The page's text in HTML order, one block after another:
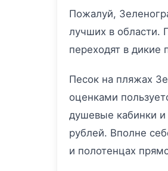
Пожалуй,
лучших в области.
переходят в дикие
Песок на пляжах
оценками
душевые кабинки и
рублей. Вполне
и полотенцах